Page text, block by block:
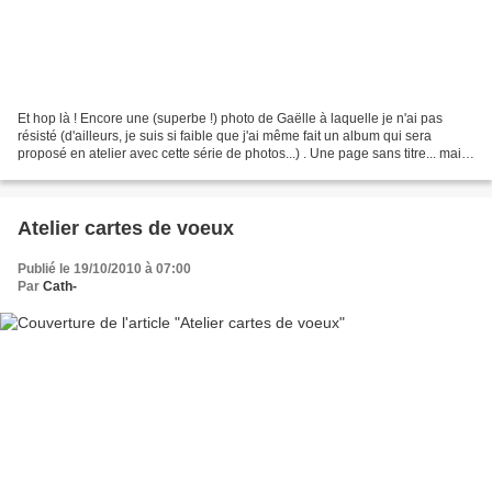
Et hop là ! Encore une (superbe !) photo de Gaëlle à laquelle je n'ai pas
résisté (d'ailleurs, je suis si faible que j'ai même fait un album qui sera
proposé en atelier avec cette série de photos...) . Une page sans titre... mais
Atelier cartes de voeux
Publié le 19/10/2010 à 07:00
Par Cath-